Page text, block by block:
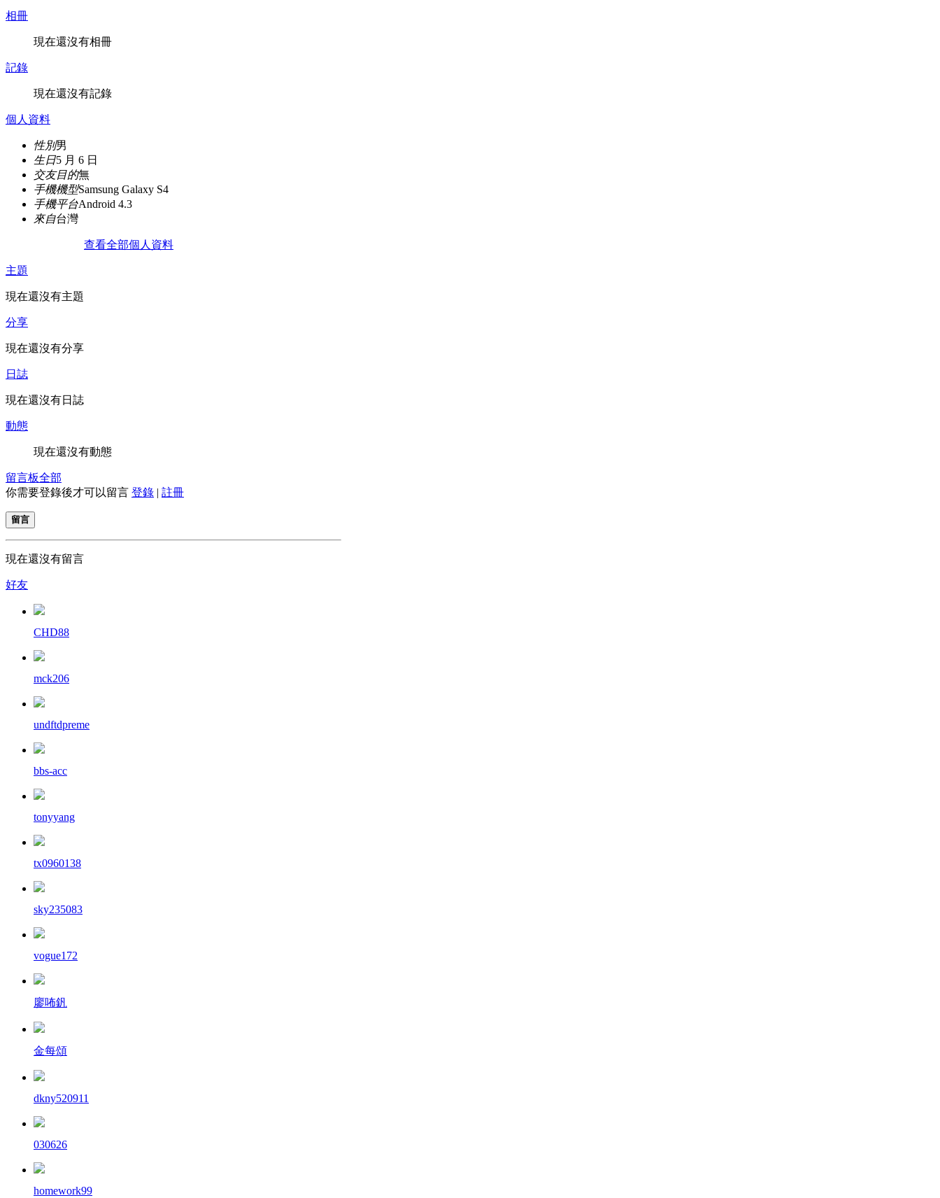
相冊
現在還沒有相冊
記錄
現在還沒有記錄
個人資料
性別男
生日5 月 6 日
交友目的無
手機機型Samsung Galaxy S4
手機平台Android 4.3
來自台灣
查看全部個人資料
主題
現在還沒有主題
分享
現在還沒有分享
日誌
現在還沒有日誌
動態
現在還沒有動態
留言板全部
你需要登錄後才可以留言 登錄 | 註冊
留言
現在還沒有留言
好友
CHD88
mck206
undftdpreme
bbs-acc
tonyyang
tx0960138
sky235083
vogue172
廖咘釩
金每頌
dkny520911
030626
homework99